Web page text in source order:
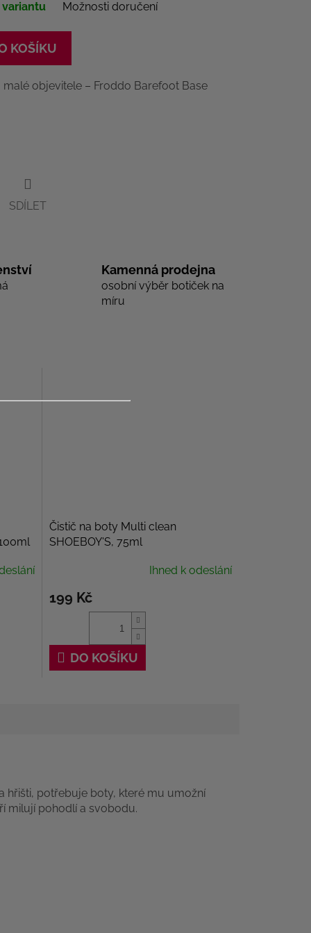
Možnosti doručení
KOŠÍKU
objevitele – Froddo Barefoot Base
SDÍLET
Kamenná prodejna
osobní výběr botiček na
míru
Čistič na boty Multi clean
SHOEBOY'S, 75ml
Ihned k odeslání
199 Kč
DO KOŠÍKU
hřišti, potřebuje boty, které mu umožní
milují pohodlí a svobodu.